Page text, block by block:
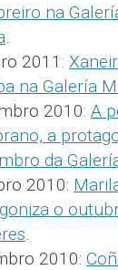
na
.
2011:
na Galería
2010: A
a
da
2010:
o
.
2010: